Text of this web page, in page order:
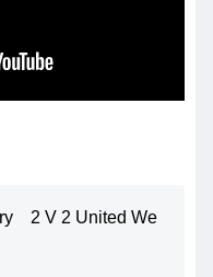
2 V 2 United We